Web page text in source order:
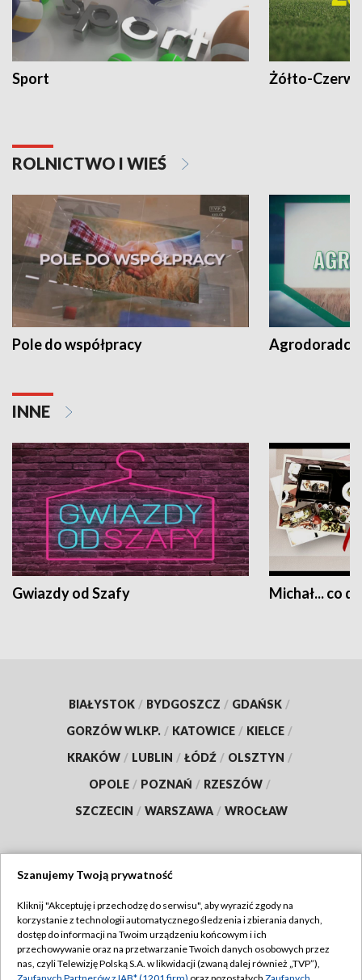
Sport Żółto-
ROLNICTWO I WIEŚ
Pole do współpracy Agrodoradcy
INNE
Gwiazdy od Szafy Michał... co
BIAŁYSTOK / BYDGOSZCZ / GDAŃSK /
GORZÓW WLKP. / KATOWICE / KIELCE /
KRAKÓW / LUBLIN / ŁÓDŹ / OLSZTYN /
OPOLE / POZNAŃ / RZESZÓW /
SZCZECIN / WARSZAWA / WROCŁAW
TVP
Abonament TVP
Emisja w TVP
Regulamin TVP
Szanujemy Twoją prywatność
Kliknij "Akceptuję i przechodzę do serwisu", aby wyrazić zgody na
korzystanie z technologii automatycznego śledzenia i zbierania danych,
dostęp do informacji na Twoim urządzeniu końcowym i ich
przechowywanie oraz na przetwarzanie Twoich danych osobowych przez
nas, czyli Telewizję Polską S.A. w likwidacji (zwaną dalej również „TVP”),